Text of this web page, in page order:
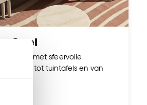
Geel
met sfeervolle
tot tuintafels en van